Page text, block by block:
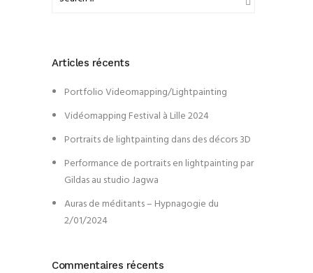
Articles récents
Portfolio Videomapping/Lightpainting
Vidéomapping Festival à Lille 2024
Portraits de lightpainting dans des décors 3D
Performance de portraits en lightpainting par
Gildas au studio Jagwa
Auras de méditants – Hypnagogie du
2/01/2024
Commentaires récents